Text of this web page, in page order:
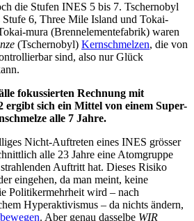
die Stufen INES 5 bis 7. Tschernobyl
6, Three Mile Island und Tokai-
mura (Brennelementefabrik) waren
(Tschernobyl) Kernschmelzen, die von
sind, also nur Glück
fokussierten Rechnung mit
ergibt sich ein Mittel von einem Super-
alle 7 Jahre.
Nicht-Auftreten eines INES grösser
alle 23 Jahre eine Atomgruppe
Auftritt hat. Dieses Risiko
eingehen, da man meint, keine
Politikermehrheit wird – nach
Hyperaktivismus – da nichts ändern,
bewegen. Aber genau dasselbe WIR